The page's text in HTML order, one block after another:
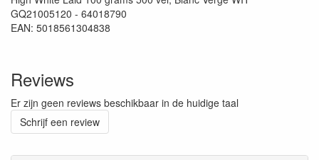
GQ21005120 - 64018790
EAN: 5018561304838
Reviews
Er zijn geen reviews beschikbaar in de huidige taal
Schrijf een review